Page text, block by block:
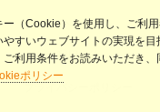
ヘルプ
利用規約
ー（Cookie）を使用し、ご利
すいウェブサイトの実現を
利用条件をお読みいただき
ポリシー